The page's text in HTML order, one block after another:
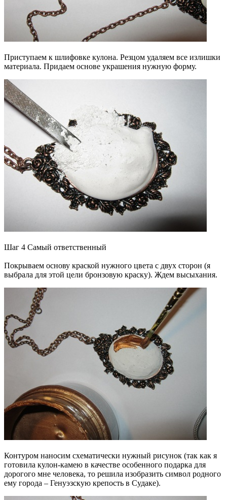
Приступаем к шлифовке кулона. Резцом удаляем все излишки
материала. Придаем основе украшения нужную форму.
Шаг 4 Самый ответственный
Покрываем основу краской нужного цвета с двух сторон (я
выбрала для этой цели бронзовую краску). Ждем высыхания.
Контуром наносим схематически нужный рисунок (так как я
готовила кулон-камею в качестве особенного подарка для
дорогого мне человека, то решила изобразить символ родного
ему города – Генуэзскую крепость в Судаке).